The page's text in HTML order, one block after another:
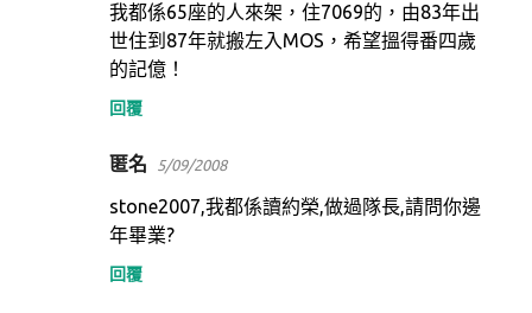
我都係65座的人來架，住7069的，由83年出
世住到87年就搬左入MOS，希望搵得番四歲
的記億！
回覆
匿名 5/09/2008
stone2007,我都係讀約榮,做過隊長,請問你邊
年畢業?
回覆